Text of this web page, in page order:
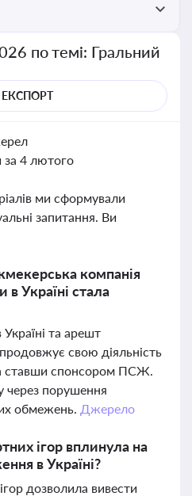
по темі: Гральний
ЕКСПОРТ
за 4 лютого
ми сформували
запитання. Ви
компанія
в Україні стала
та арешт
свою діяльність
ставши спонсором ПСЖ.
через порушення
обмежень. Джерело
ігор вплинула на
в Україні?
дозволила вивести